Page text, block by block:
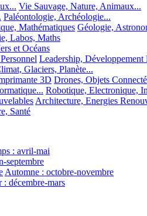
Vie Sauvage, Nature, Animaux...
Paléontologie, Archéologie...
Mathématiques Géologie,
Labos, Maths
et Océans
Leadership, Développement
Glaciers, Planète...
3D Drones, Objets
Robotique, Electronique,
Architecture, Energies
Santé
: avril-mai
septembre
Automne : octobre-novembre
: décembre-mars